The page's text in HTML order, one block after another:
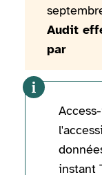
Audit
par
instant